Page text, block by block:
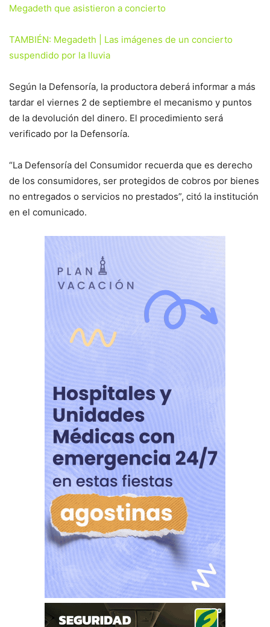
Megadeth que asistieron a concierto
TAMBIÉN: Megadeth | Las imágenes de un concierto
suspendido por la lluvia
Según la Defensoría, la productora deberá informar a más
tardar el viernes 2 de septiembre el mecanismo y puntos
de la devolución del dinero. El procedimiento será
verificado por la Defensoría.
“La Defensoría del Consumidor recuerda que es derecho
de los consumidores, ser protegidos de cobros por bienes
no entregados o servicios no prestados”, citó la institución
en el comunicado.